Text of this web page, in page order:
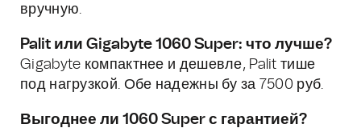
вручную.
Palit или Gigabyte 1060 Super: что лучше?
Gigabyte компактнее и дешевле, Palit тише
под нагрузкой. Обе надежны бу за 7500 руб.
Выгоднее ли 1060 Super с гарантией?